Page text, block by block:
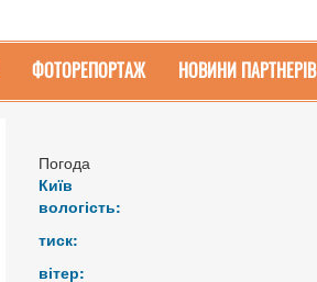
ФОТОРЕПОРТАЖ НОВИНИ ПАРТНЕРІВ
Погода
Київ
вологість:
тиск:
вітер: